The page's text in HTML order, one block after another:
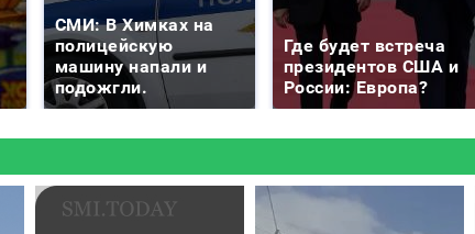
СМИ: В Химках на
полицейскую
машину напали и
подожгли.
Где будет встреча
президентов США и
России: Европа?